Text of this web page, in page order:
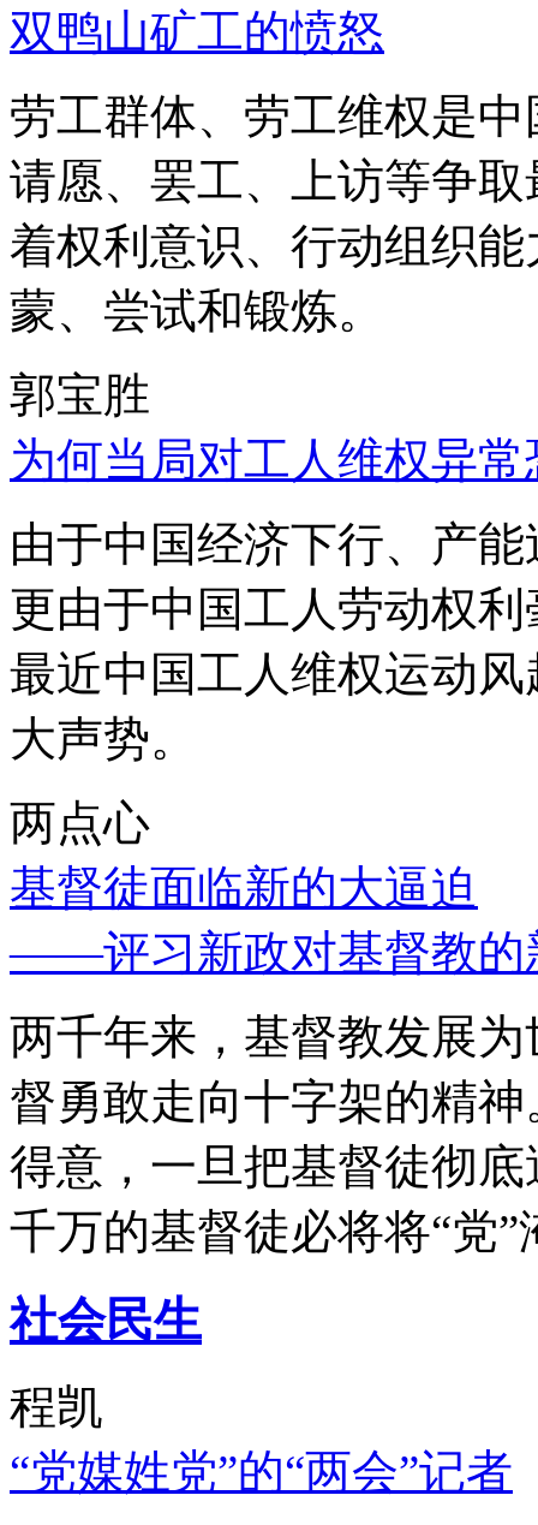
双鸭山矿工的愤怒
劳工群体、劳工维权是
请愿、罢工、上访等争
着权利意识、行动组织
蒙、尝试和锻炼。
郭宝胜
为何当局对工人维权异
由于中国经济下行、产
更由于中国工人劳动权
最近中国工人维权运动
大声势。
两点心
基督徒面临新的大逼迫
——评习新政对基督教的
两千年来，基督教发展
督勇敢走向十字架的精
得意，一旦把基督徒彻
千万的基督徒必将将“党”
社会民生
程凯
“党媒姓党”的“两会”记者